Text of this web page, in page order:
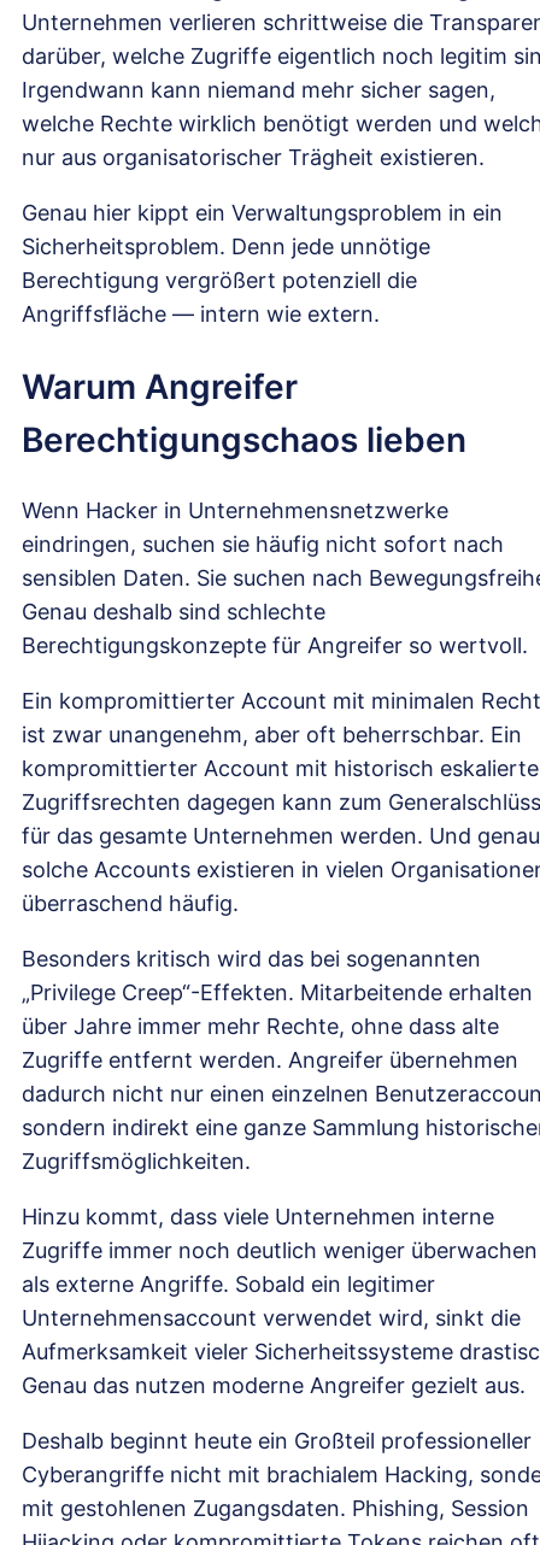
Unternehmen verlieren schrittweise die
darüber, welche Zugriffe eigentlich noch legitim
Irgendwann kann niemand mehr sicher sagen,
welche Rechte wirklich benötigt werden und
nur aus organisatorischer Trägheit existieren.
Genau hier kippt ein Verwaltungsproblem in ein
Sicherheitsproblem. Denn jede unnötige
Berechtigung vergrößert potenziell die
Angriffsfläche — intern wie extern.
Warum Angreifer
Berechtigungschaos lieben
Wenn Hacker in Unternehmensnetzwerke
eindringen, suchen sie häufig nicht sofort nach
sensiblen Daten. Sie suchen nach
Genau deshalb sind schlechte
Berechtigungskonzepte für Angreifer so wertvoll.
Ein kompromittierter Account mit minimalen
ist zwar unangenehm, aber oft beherrschbar. Ein
kompromittierter Account mit historisch
Zugriffsrechten dagegen kann zum
für das gesamte Unternehmen werden. Und genau
solche Accounts existieren in vielen
überraschend häufig.
Besonders kritisch wird das bei sogenannten
„Privilege Creep“-Effekten. Mitarbeitende erhalten
über Jahre immer mehr Rechte, ohne dass alte
Zugriffe entfernt werden. Angreifer übernehmen
dadurch nicht nur einen einzelnen
sondern indirekt eine ganze Sammlung
Zugriffsmöglichkeiten.
Hinzu kommt, dass viele Unternehmen interne
Zugriffe immer noch deutlich weniger überwachen
als externe Angriffe. Sobald ein legitimer
Unternehmensaccount verwendet wird, sinkt die
Aufmerksamkeit vieler Sicherheitssysteme
Genau das nutzen moderne Angreifer gezielt aus.
Deshalb beginnt heute ein Großteil professioneller
Cyberangriffe nicht mit brachialem Hacking,
mit gestohlenen Zugangsdaten. Phishing, Session